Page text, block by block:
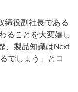
締役副社長である
ることを大変嬉し
、製品知識はNext
でしょう」とコ